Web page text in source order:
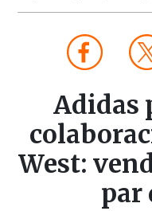
Adidas
West:
par